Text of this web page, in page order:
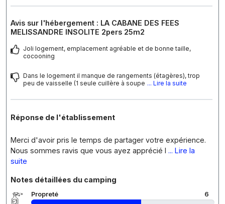
Avis sur l'hébergement : LA CABANE DES FEES
MELISSANDRE INSOLITE 2pers 25m2
Joli logement, emplacement agréable et de bonne taille,
cocooning
Dans le logement il manque de rangements (étagères), trop
peu de vaisselle (1 seule cuillère à soupe ... Lire la suite
Réponse de l'établissement
Merci d'avoir pris le temps de partager votre expérience.
Nous sommes ravis que vous ayez apprécié l ... Lire la
suite
Notes détaillées du camping
Propreté 6